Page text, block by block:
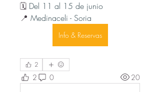
🗓️ Del 11 al 15 de junio
📍 Medinaceli - Soria
Info & Reservas
2
2 0 20